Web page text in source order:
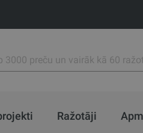
Ražotāji